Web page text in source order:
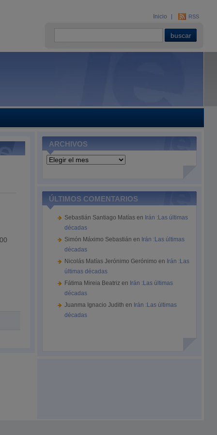
Inicio RSS
ARCHIVOS
Archivos
ÚLTIMOS COMENTARIOS
Sebastián Santiago Matías en Irán :Las últimas
décadas
Simón Máximo Sebastián en Irán :Las últimas
décadas
Nicolás Matías Jerónimo Gerónimo en Irán :Las
últimas décadas
Fátima Mireia Beatriz en Irán :Las últimas
décadas
Juanma Ignacio Judith en Irán :Las últimas
décadas